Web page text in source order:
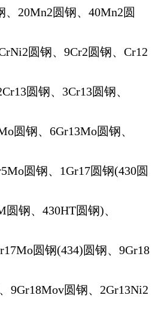
20Mn2圆钢、40Mn2圆
圆钢、9Cr2圆钢、Cr12
圆钢、3Cr13圆钢、
圆钢、6Gr13Mo圆钢、
圆钢、1Gr17圆钢(430圆
钢、430HT圆钢)、
圆钢(434)圆钢、9Gr18
9Gr18Mov圆钢、2Gr13Ni2